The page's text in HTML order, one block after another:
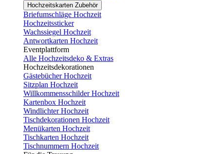
Hochzeitskarten Zubehör
Briefumschläge Hochzeit
Hochzeitssticker
Wachssiegel Hochzeit
Antwortkarten Hochzeit
Eventplattform
Alle Hochzeitsdeko & Extras
Hochzeitsdekorationen
Gästebücher Hochzeit
Sitzplan Hochzeit
Willkommensschilder Hochzeit
Kartenbox Hochzeit
Windlichter Hochzeit
Tischdekorationen Hochzeit
Menükarten Hochzeit
Tischkarten Hochzeit
Tischnummern Hochzeit